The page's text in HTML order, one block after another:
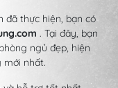
đã thực hiện, bạn có
. Tại đây, bạn
ngủ đẹp, hiện
mới nhất.